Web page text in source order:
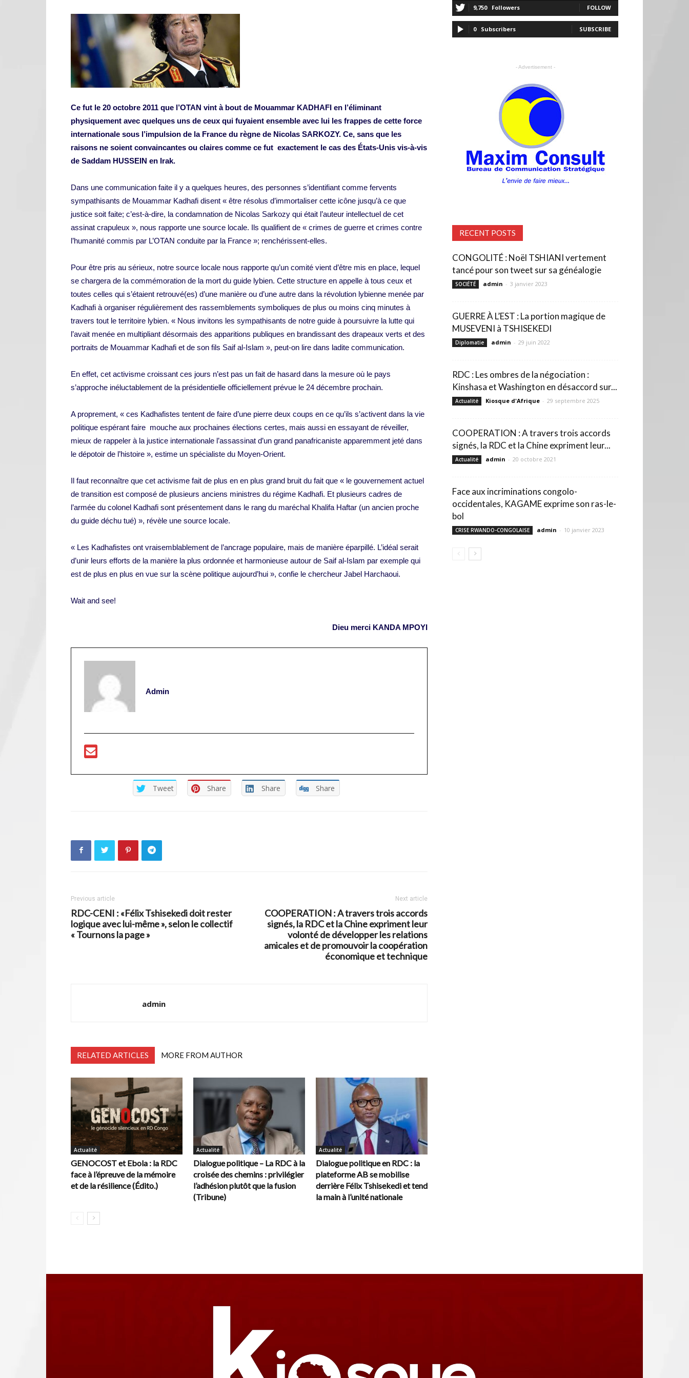
Ce fut le 20 octobre 2011 que l’OTAN vint à bout de Mouammar KADHAFI en l’éliminant
physiquement avec quelques uns de ceux qui fuyaient ensemble avec lui les frappes de cette force
internationale sous l’impulsion de la France du règne de Nicolas SARKOZY. Ce, sans que les
raisons ne soient convaincantes ou claires comme ce fut exactement le cas des États-Unis vis-à-vis
de Saddam HUSSEIN en Irak.
Dans une communication faite il y a quelques heures, des personnes s’identifiant comme fervents
sympathisants de Mouammar Kadhafi disent « être résolus d’immortaliser cette icône jusqu’à ce que
justice soit faite; c’est-à-dire, la condamnation de Nicolas Sarkozy qui était l’auteur intellectuel de cet
assinat crapuleux », nous rapporte une source locale. Ils qualifient de « crimes de guerre et crimes contre
l’humanité commis par L’OTAN conduite par la France »; renchérissent-elles.
Pour être pris au sérieux, notre source locale nous rapporte qu’un comité vient d’être mis en place, lequel
se chargera de la commémoration de la mort du guide lybien. Cette structure en appelle à tous ceux et
toutes celles qui s’étaient retrouvé(es) d’une manière ou d’une autre dans la révolution lybienne menée par
Kadhafi à organiser régulièrement des rassemblements symboliques de plus ou moins cinq minutes à
travers tout le territoire lybien. « Nous invitons les sympathisants de notre guide à poursuivre la lutte qui
l’avait menée en multipliant désormais des apparitions publiques en brandissant des drapeaux verts et des
portraits de Mouammar Kadhafi et de son fils Saif al-Islam », peut-on lire dans ladite communication.
En effet, cet activisme croissant ces jours n’est pas un fait de hasard dans la mesure où le pays
s’approche inéluctablement de la présidentielle officiellement prévue le 24 décembre prochain.
A proprement, « ces Kadhafistes tentent de faire d’une pierre deux coups en ce qu’ils s’activent dans la vie
politique espérant faire mouche aux prochaines élections certes, mais aussi en essayant de réveiller,
mieux de rappeler à la justice internationale l’assassinat d’un grand panafricaniste apparemment jeté dans
le dépotoir de l’histoire », estime un spécialiste du Moyen-Orient.
Il faut reconnaître que cet activisme fait de plus en en plus grand bruit du fait que « le gouvernement actuel
de transition est composé de plusieurs anciens ministres du régime Kadhafi. Et plusieurs cadres de
l’armée du colonel Kadhafi sont présentement dans le rang du maréchal Khalifa Haftar (un ancien proche
du guide déchu tué) », révèle une source locale.
« Les Kadhafistes ont vraisemblablement de l’ancrage populaire, mais de manière éparpillé. L’idéal serait
d’unir leurs efforts de la manière la plus ordonnée et harmonieuse autour de Saif al-Islam par exemple qui
est de plus en plus en vue sur la scène politique aujourd’hui », confie le chercheur Jabel Harchaoui.
Wait and see!
Dieu merci KANDA MPOYI
Admin
Tweet Share Share Share
Previous article
RDC-CENI : «Félix Tshisekedi doit rester
logique avec lui-même », selon le collectif
« Tournons la page »
Next article
COOPERATION : A travers trois accords
signés, la RDC et la Chine expriment leur
volonté de développer les relations
amicales et de promouvoir la coopération
économique et technique
admin
RELATED ARTICLES MORE FROM AUTHOR
Actualité
GENOCOST et Ebola : la RDC
face à l’épreuve de la mémoire
et de la résilience (Édito.)
Actualité
Dialogue politique – La RDC à la
croisée des chemins : privilégier
l’adhésion plutôt que la fusion
(Tribune)
Actualité
Dialogue politique en RDC : la
plateforme AB se mobilise
derrière Félix Tshisekedi et tend
la main à l’unité nationale
9,750 Followers FOLLOW
0 Subscribers SUBSCRIBE
- Advertisement -
RECENT POSTS
CONGOLITÉ : Noël TSHIANI vertement
tancé pour son tweet sur sa généalogie
SOCIÉTÉ admin - 3 janvier 2023
GUERRE À L’EST : La portion magique de
MUSEVENI à TSHISEKEDI
Diplomatie admin - 29 juin 2022
RDC : Les ombres de la négociation :
Kinshasa et Washington en désaccord sur...
Actualité Kiosque d'Afrique - 29 septembre 2025
COOPERATION : A travers trois accords
signés, la RDC et la Chine expriment leur...
Actualité admin - 20 octobre 2021
Face aux incriminations congolo-
occidentales, KAGAME exprime son ras-le-
bol
CRISE RWANDO-CONGOLAISE admin - 10 janvier 2023